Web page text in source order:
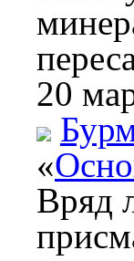
20
«
Вряд